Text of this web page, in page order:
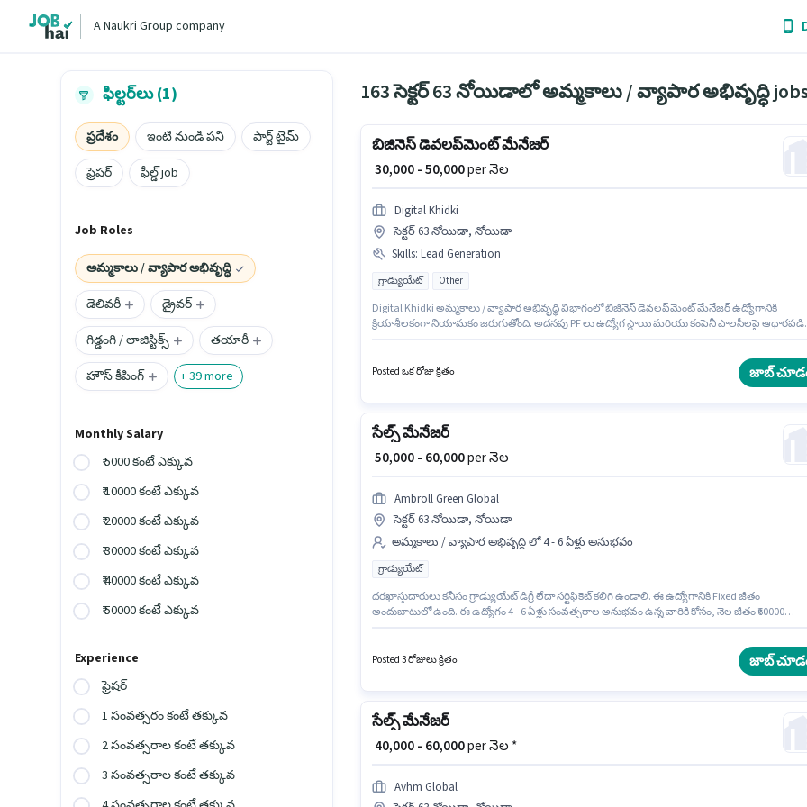
A Naukri Group company
ఫిల్టర్‌లు (1)
ప్రదేశం ఇంటి నుండి పని
పార్ట్ టైమ్
ఫ్రెషర్
ఫీల్డ్ job
Job Roles
అమ్మకాలు / వ్యాపార అభివృద్ధి
డెలివరీ
డ్రైవర్
గిడ్డంగి / లాజిస్టిక్స్
తయారీ
హౌస్ కీపింగ్
+39more
Monthly Salary
₹ 5000 కంటే ఎక్కువ
₹ 10000 కంటే ఎక్కువ
₹ 20000 కంటే ఎక్కువ
₹ 30000 కంటే ఎక్కువ
₹ 40000 కంటే ఎక్కువ
₹ 50000 కంటే ఎక్కువ
Experience
ఫ్రెషర్
1 సంవత్సరం కంటే తక్కువ
2 సంవత్సరాల కంటే తక్కువ
3 సంవత్సరాల కంటే తక్కువ
163 సెక్టర్ 63 నోయిడాలో అమ్మకాలు / వ్యాపార అభివృద్ధి
బిజినెస్ డెవలప్‌మెంట్ మేనేజర్
₹ 30,000 - 50,000per నెల
Digital Khidki
సెక్టర్ 63 నోయిడా, నోయిడా
Skills: Lead Generation
గ్రాడ్యుయేట్ Other
Digital Khidki అమ్మకాలు / వ్యాపార అభివృద్ధి విభాగంలో బిజినెస్ డెవలప్‌మెంట్ మేనేజర్ ఉద్యోగానికి
క్రియాశీలకంగా నియామకం జరుగుతోంది. అదనపు PF లు ఉద్యోగ స్థాయి మరియు కంపెనీ పాలసీలపై ఆధారపడి
ఉంది. ఈ ఉద్యోగానికి Fixed జీతం ఇవ్వబడుతుంది.
Posted ఒక రోజు క్రితం జాబ్
సేల్స్ మేనేజర్
₹ 50,000 - 60,000per నెల
Ambroll Green Global
సెక్టర్ 63 నోయిడా, నోయిడా
అమ్మకాలు / వ్యాపార అభివృద్ధి లో 4 - 6 ఏళ్లు అనుభవం
గ్రాడ్యుయేట్
దరఖాస్తుదారులు కనీసం గ్రాడ్యుయేట్ డిగ్రీ లేదా సర్టిఫికెట్ కలిగి ఉండాలి. ఈ ఉద్యోగానికి Fixed జీతం
అందుబాటులో ఉంది. ఈ ఉద్యోగం 4 - 6 ఏళ్లు సంవత్సరాల అనుభవం ఉన్న వారికి కోసం, నెల జీతం ₹60000
Posted 3 రోజులు క్రితం జాబ్
సేల్స్ మేనేజర్
₹ 40,000 - 60,000per నెల *
Avhm Global